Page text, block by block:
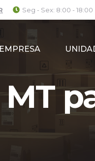
Seg - Sex: 8:00 - 18:00